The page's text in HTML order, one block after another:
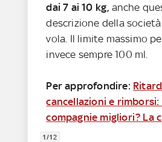
dai 7 ai 10 kg, anche
descrizione della
vola. Il limite massimo
invece sempre 100 ml.
Per approfondire:
cancellazioni e
compagnie migliori? La
1/12